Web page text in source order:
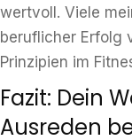
wertvoll. Viele
beruflicher Erfolg
Prinzipien im
Fazit: Dein
Ausreden